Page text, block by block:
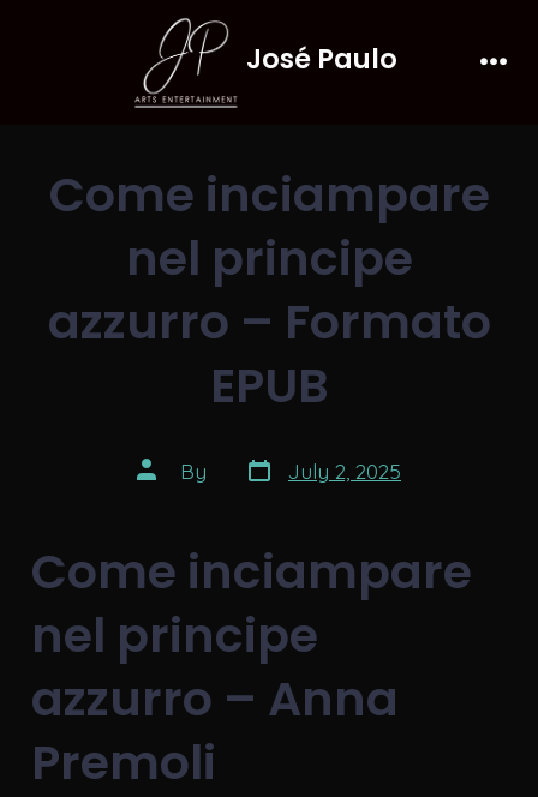
José Paulo
Come inciampare
nel principe
azzurro – Formato
EPUB
Post
author
By Post
date
July 2, 2025
Come inciampare
nel principe
azzurro – Anna
Premoli